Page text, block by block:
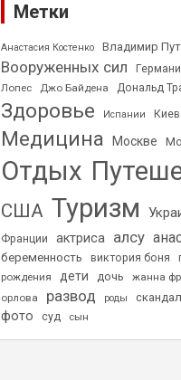
Метки
Анастасия Костенко Владимир
Вооруженных сил
Лопес
Джо Байдена Дональд
Здоровье Испании
Медицина Москве
Отдых
США Туризм
Франции актриса алсу
беременность виктория боня
рождения
дети дочь жанна
орлова
развод роды скандал
фото
суд сын